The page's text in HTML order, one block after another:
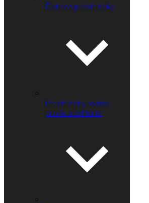
Čistiace prostriedky
Prostriedky na riad,
pranie a žehlenie